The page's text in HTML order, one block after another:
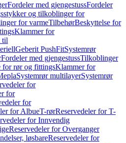
Fordeler med gjengestussFordeler
og tilkoblinger for
for varmeTilbehørBeskyttelse for
Klammer for
til
Geberit PushFitSystemrør
Fordeler med gjengestussTilkoblinger
for rør og fittingsKlammer for
Systemrør multilayerSystemrør
for
for
for
for AlbueT-rørReservedeler for T-
for Innvendig
Reservedeler for Overganger
løsbareReservedeler for